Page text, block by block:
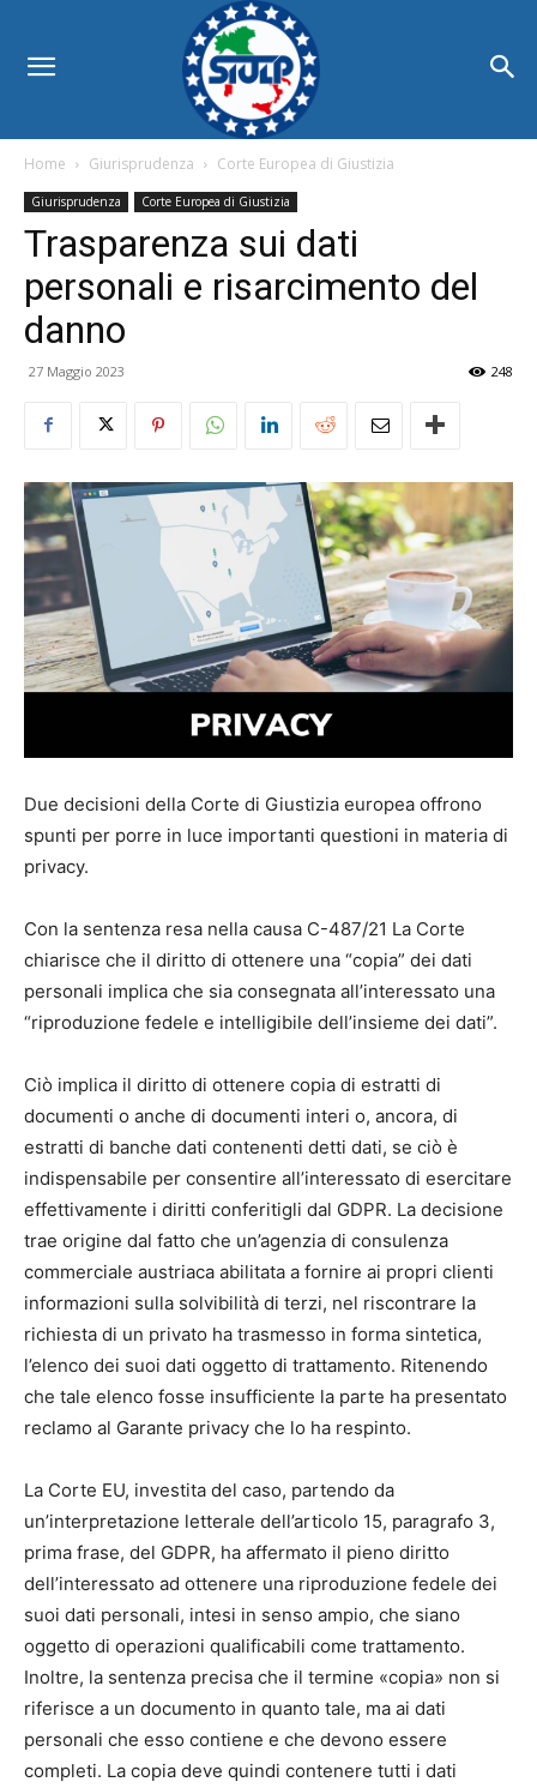
Home Giurisprudenza Corte Europea di Giustizia
Giurisprudenza Corte Europea di Giustizia
Trasparenza sui dati
personali e risarcimento del
danno
27 Maggio 2023 248
Due decisioni della Corte di Giustizia europea offrono
spunti per porre in luce importanti questioni in materia di
privacy.
Con la sentenza resa nella causa C-487/21 La Corte
chiarisce che il diritto di ottenere una “copia” dei dati
personali implica che sia consegnata all’interessato una
“riproduzione fedele e intelligibile dell’insieme dei dati”.
Ciò implica il diritto di ottenere copia di estratti di
documenti o anche di documenti interi o, ancora, di
estratti di banche dati contenenti detti dati, se ciò è
indispensabile per consentire all’interessato di esercitare
effettivamente i diritti conferitigli dal GDPR. La decisione
trae origine dal fatto che un’agenzia di consulenza
commerciale austriaca abilitata a fornire ai propri clienti
informazioni sulla solvibilità di terzi, nel riscontrare la
richiesta di un privato ha trasmesso in forma sintetica,
l’elenco dei suoi dati oggetto di trattamento. Ritenendo
che tale elenco fosse insufficiente la parte ha presentato
reclamo al Garante privacy che lo ha respinto.
La Corte EU, investita del caso, partendo da
un’interpretazione letterale dell’articolo 15, paragrafo 3,
prima frase, del GDPR, ha affermato il pieno diritto
dell’interessato ad ottenere una riproduzione fedele dei
suoi dati personali, intesi in senso ampio, che siano
oggetto di operazioni qualificabili come trattamento.
Inoltre, la sentenza precisa che il termine «copia» non si
riferisce a un documento in quanto tale, ma ai dati
personali che esso contiene e che devono essere
completi. La copia deve quindi contenere tutti i dati